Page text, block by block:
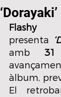
‘Dorayaki’
presenta
amb 31
àlbum,